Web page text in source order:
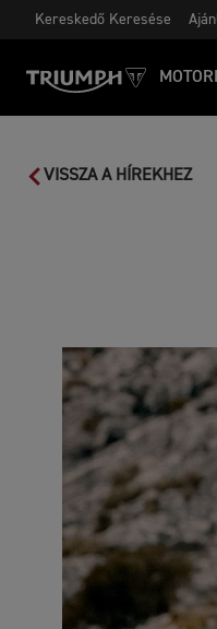
Kereskedő Keresése
VISSZA A HÍREKHEZ